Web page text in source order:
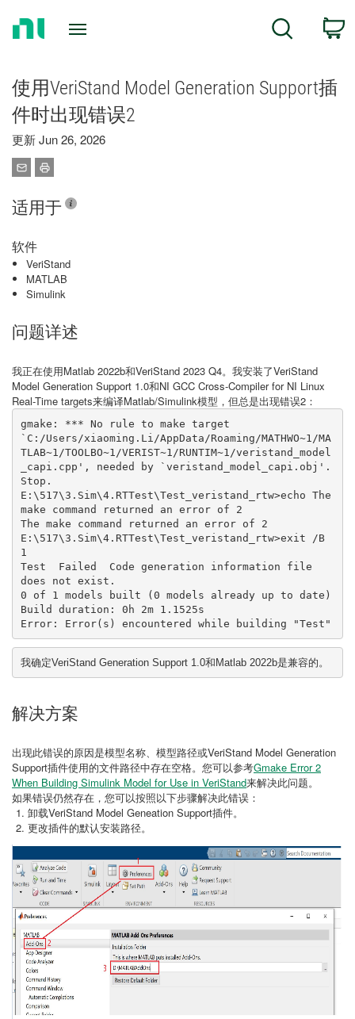
Search
使用VeriStand Model Generation Support插
件时出现错误2
更新 Jun 26, 2026
适用于
软件
VeriStand
MATLAB
Simulink
问题详述
我正在使用Matlab 2022b和VeriStand 2023 Q4。我安装了VeriStand
Model Generation Support 1.0和NI GCC Cross-Compiler for NI Linux
Real-Time targets来编译Matlab/Simulink模型，但总是出现错误2：
gmake: *** No rule to make target
`C:/Users/xiaoming.Li/AppData/Roaming/MATHWO~1/MA
TLAB~1/TOOLBO~1/VERIST~1/RUNTIM~1/veristand_model
_capi.cpp', needed by `veristand_model_capi.obj'.
Stop.
E:\517\3.Sim\4.RTTest\Test_veristand_rtw>echo The
make command returned an error of 2
The make command returned an error of 2
E:\517\3.Sim\4.RTTest\Test_veristand_rtw>exit /B
1
Test  Failed  Code generation information file
does not exist.
0 of 1 models built (0 models already up to date)
Build duration: 0h 2m 1.1525s
Error: Error(s) encountered while building "Test"
我确定VeriStand Generation Support 1.0和Matlab 2022b是兼容的。
解决方案
出现此错误的原因是模型名称、模型路径或VeriStand Model Generation
Support插件使用的文件路径中存在空格。您可以参考Gmake Error 2
When Building Simulink Model for Use in VeriStand来解决此问题。
如果错误仍然存在，您可以按照以下步骤解决此错误：
卸载VeriStand Model Geneation Support插件。
更改插件的默认安装路径。